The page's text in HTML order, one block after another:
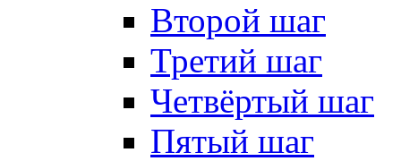
Второй шаг
Третий шаг
Четвёртый шаг
Пятый шаг